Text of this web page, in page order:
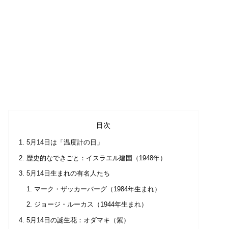
目次
5月14日は「温度計の日」
歴史的なできごと：イスラエル建国（1948年）
5月14日生まれの有名人たち
マーク・ザッカーバーグ（1984年生まれ）
ジョージ・ルーカス（1944年生まれ）
5月14日の誕生花：オダマキ（紫）